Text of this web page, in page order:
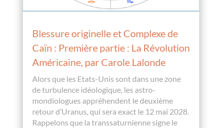
Blessure originelle et Complexe de
Caïn : Première partie : La Révolution
Américaine, par Carole Lalonde
Alors que les Etats-Unis sont dans une zone
de turbulence idéologique, les astro-
mondiologues appréhendent le deuxième
retour d’Uranus, qui sera exact le 12 mai 2028.
Rappelons que la transsaturnienne signe le